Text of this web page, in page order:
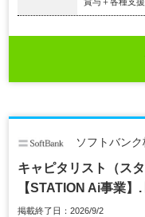
賞与＋各種支
ソフトバン
キャピタリスト（ス
【STATION Ai事業】.
掲載終了日：2026/9/2